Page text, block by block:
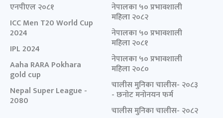
एनपीएल २०८१
ICC Men T20 World Cup
2024
IPL 2024
Aaha RARA Pokhara
gold cup
Nepal Super League -
2080
नेपालका ५० प्रभावशाली
महिला २०८२
नेपालका ५० प्रभावशाली
महिला २०८१
नेपालका ५० प्रभावशाली
महिला २०८०
चालीस मुनिका चालीस- २०८३
- छनोट मनोनयन फर्म
चालीस मुनिका चालीस- २०८२